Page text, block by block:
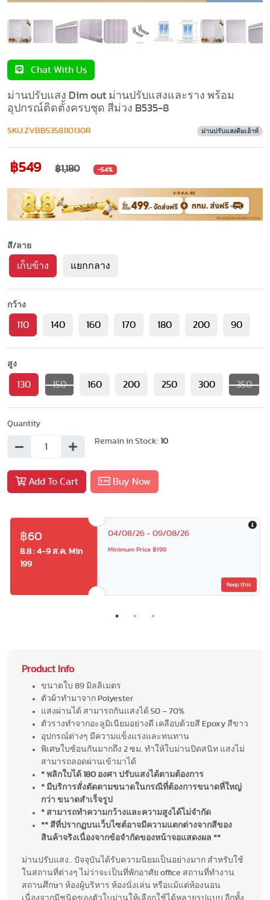
Chat With Us
ม่านปรับแสง Dim out ม่านปรับแสงและราง พร้อม
อุปกรณ์ติดตั้งครบชุด สีม่วง B535-8
SKU:ZVBB5358110130R ม่านปรับแสงดิมเอ้าท์
฿549 ฿1,180 -54%
สี/ลาย
เก็บข้าง แยกกลาง
กว้าง
110 140 160 170 180 200 90
สูง
130 150 160 200 250 300 350
Quantity
Remain in Stock: 10
Add To Cart Buy Now
฿60
8.8 : 4-9 ส.ค. Min
199
04/08/26 - 09/08/26
Minimum Price ฿199
Keep this
Product Info
ขนาดใบ 89 มิลลิเมตร
ตัวผ้าทำมาจาก Polyester
แสงผ่านได้ สามารถกันแสงได้ 50 – 70%
ตัวรางทำจากอะลูมิเนียมอย่างดี เคลือบด้วยสี Epoxy สีขาว
อุปกรณ์ต่างๆ มีความแข็งแรงและทนทาน
พิเศษใบซ้อนกันมากถึง 2 ซม. ทำให้ใบม่านปิดสนิท แสงไม่
สามารถลอดผ่านเข้ามาได้
* พลิกใบได้ 180 องศา ปรับแสงได้ตามต้องการ
* มีบริการสั่งตัดตามขนาดในกรณีที่ต้องการขนาดที่ใหญ่
กว่า ขนาดสำเร็จรูป
* สามารถทำความกว้างและความสูงได้ไม่จำกัด
** สีที่ปรากฏบนเว็บไซต์อาจมีความแตกต่างจากสีของ
สินค้าจริงเนื่องจากข้อจำกัดของหน้าจอแสดงผล **
ม่านปรับแสง.. ปัจจุบันได้รับความนิยมเป็นอย่างมาก สำหรับใช้
ในสถานที่ต่างๆ ไม่ว่าจะเป็นที่พักอาศัย office สถานที่ทำงาน
สถานศึกษา ห้องผู้บริหาร ห้องนั่งเล่น หรือแม้แต่ห้องนอน
เนื่องจากมีชนิดของตัวใบม่านให้เลือกใช้ได้หลายรูปแบบ อีกทั้ง